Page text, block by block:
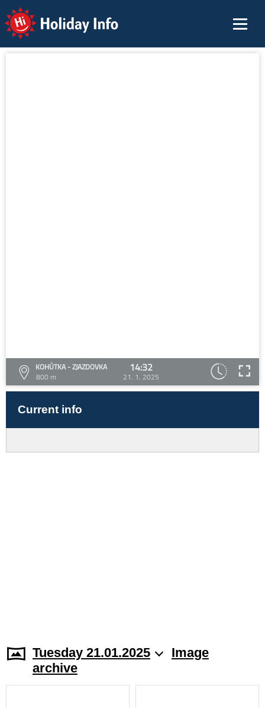
Holiday Info
KOHÚTKA - ZJAZDOVKA
800 m
14:32
21. 1. 2025
Current info
Tuesday 21.01.2025
Image
archive